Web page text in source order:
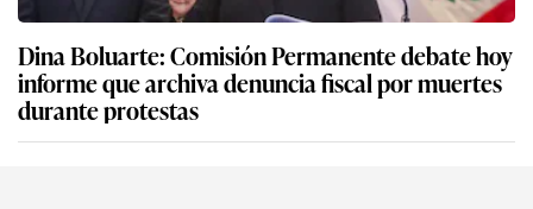
Dina Boluarte: Comisión Permanente debate hoy
informe que archiva denuncia fiscal por muertes
durante protestas